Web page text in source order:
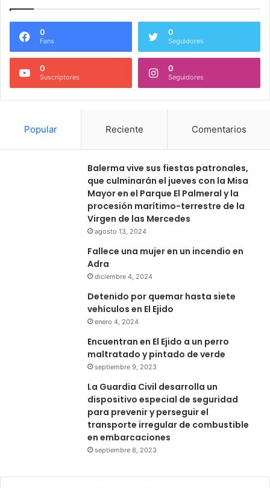
0
Fans
0
Seguidores
0
Suscriptores
0
Seguidores
Popular Reciente Comentarios
Balerma vive sus fiestas patronales,
que culminarán el jueves con la Misa
Mayor en el Parque El Palmeral y la
procesión marítimo-terrestre de la
Virgen de las Mercedes
agosto 13, 2024
Fallece una mujer en un incendio en
Adra
diciembre 4, 2024
Detenido por quemar hasta siete
vehículos en El Ejido
enero 4, 2024
Encuentran en El Ejido a un perro
maltratado y pintado de verde
septiembre 9, 2023
La Guardia Civil desarrolla un
dispositivo especial de seguridad
para prevenir y perseguir el
transporte irregular de combustible
en embarcaciones
septiembre 8, 2023